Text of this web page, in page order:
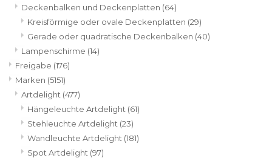
Deckenbalken und Deckenplatten (64)
Kreisförmige oder ovale Deckenplatten (29)
Gerade oder quadratische Deckenbalken (40)
Lampenschirme (14)
Freigabe (176)
Marken (5151)
Artdelight (477)
Hängeleuchte Artdelight (61)
Stehleuchte Artdelight (23)
Wandleuchte Artdelight (181)
Spot Artdelight (97)